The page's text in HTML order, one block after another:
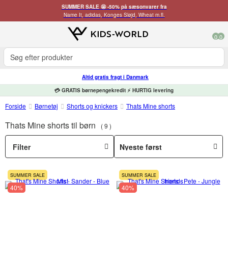
SUMMER SALE 🤩 -50% på sæsonvarer fra
Name It, adidas, Konges Sløjd, Wheat m.fl.
0 0
Altid gratis fragt i Danmark
💳 GRATIS børnepengekredit ⚡ HURTIG levering
Forside Børnetøj Shorts og knickers Thats Mine shorts
Thats Mine shorts til børn 9
Filter
SUMMER SALE
40%
SUMMER SALE
40%